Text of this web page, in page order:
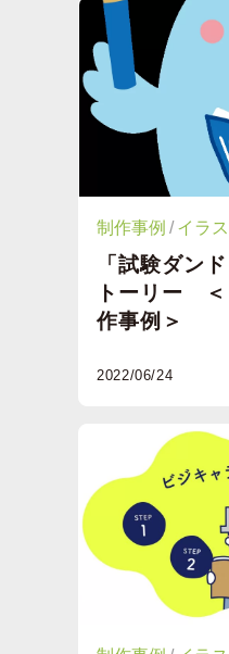
制作事例 イラ
「試験ダン
トーリー
作事例＞
2022/06/24